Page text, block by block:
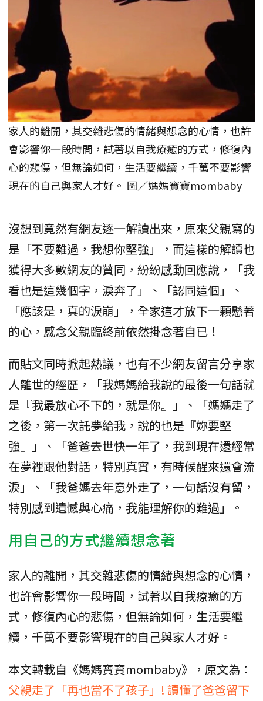
家人的離開，其交雜悲傷的情緒與想念的心情，也許
會影響你一段時間，試著以自我療癒的方式，修復內
心的悲傷，但無論如何，生活要繼續，千萬不要影響
現在的自己與家人才好。 圖／媽媽寶寶mombaby
沒想到竟然有網友逐一解讀出來，原來父親寫的
是「不要難過，我想你堅強」，而這樣的解讀也
獲得大多數網友的贊同，紛紛感動回應說，「我
看也是這幾個字，淚奔了」、「認同這個」、
「應該是，真的淚崩」，全家這才放下一顆懸著
的心，感念父親臨終前依然掛念著自已！
而貼文同時掀起熱議，也有不少網友留言分享家
人離世的經歷，「我媽媽給我說的最後一句話就
是『我最放心不下的，就是你』」、「媽媽走了
之後，第一次託夢給我，說的也是『妳要堅
強』」、「爸爸去世快一年了，我到現在還經常
在夢裡跟他對話，特別真實，有時候醒來還會流
淚」、「我爸媽去年意外走了，一句話沒有留，
特別感到遺憾與心痛，我能理解你的難過」。
用自己的方式繼續想念著
家人的離開，其交雜悲傷的情緒與想念的心情，
也許會影響你一段時間，試著以自我療癒的方
式，修復內心的悲傷，但無論如何，生活要繼
續，千萬不要影響現在的自己與家人才好。
本文轉載自《媽媽寶寶mombaby》，原文為：
父親走了「再也當不了孩子」! 讀懂了爸爸留下